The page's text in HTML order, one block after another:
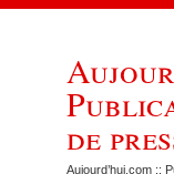
de
Aujourd’hui.com ::